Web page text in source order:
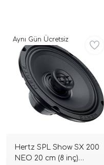
Hertz SPL Show SX 200
NEO 20 cm (8 inç)
Aynı Gün Ücretsiz